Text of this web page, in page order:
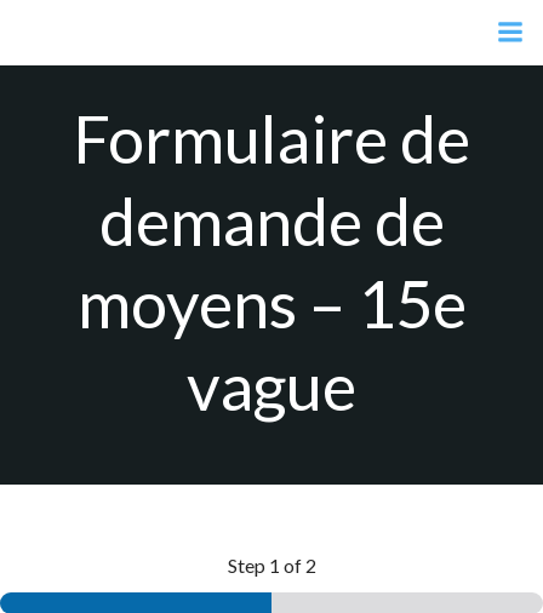
contenu
Formulaire de
demande de
moyens – 15e
vague
Step 1 of 2